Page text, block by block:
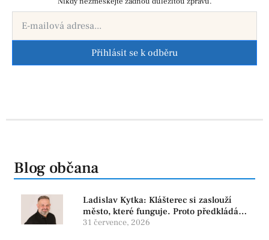
Přihlásit se k odběru
Blog občana
Ladislav Kytka: Klášterec si zaslouží
město, které funguje. Proto předkládáme
program, který řeší skutečné problémy
31 července, 2026